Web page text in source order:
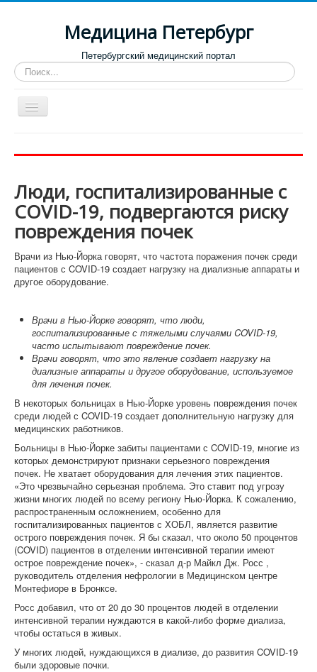
Медицина Петербург
Петербургский медицинский портал
Искать...
Toggle
Navigation
Роддома и женские консультации
Диспансеры
Лучшие клиники по направлениям
Отзывы о медицинских учреждениях
Люди, госпитализированные с
COVID-19, подвергаются риску
повреждения почек
Врачи из Нью-Йорка говорят, что частота поражения почек среди
пациентов с COVID-19 создает нагрузку на диализные аппараты и
другое оборудование.
Врачи в Нью-Йорке говорят, что люди,
госпитализированные с тяжелыми случаями COVID-19,
часто испытывают повреждение почек.
Врачи говорят, что это явление создает нагрузку на
диализные аппараты и другое оборудование, используемое
для лечения почек.
В некоторых больницах в Нью-Йорке уровень повреждения почек
среди людей с COVID-19 создает дополнительную нагрузку для
медицинских работников.
Больницы в Нью-Йорке забиты пациентами с COVID-19, многие из
которых демонстрируют признаки серьезного повреждения
почек. Не хватает оборудования для лечения этих пациентов.
«Это чрезвычайно серьезная проблема. Это ставит под угрозу
жизни многих людей по всему региону Нью-Йорка. К сожалению,
распространенным осложнением, особенно для
госпитализированных пациентов с ХОБЛ, является развитие
острого повреждения почек. Я бы сказал, что около 50 процентов
(COVID) пациентов в отделении интенсивной терапии имеют
острое повреждение почек», - сказал д-р Майкл Дж. Росс ,
руководитель отделения нефрологии в Медицинском центре
Монтефиоре в Бронксе.
Росс добавил, что от 20 до 30 процентов людей в отделении
интенсивной терапии нуждаются в какой-либо форме диализа,
чтобы остаться в живых.
У многих людей, нуждающихся в диализе, до развития COVID-19
были здоровые почки.